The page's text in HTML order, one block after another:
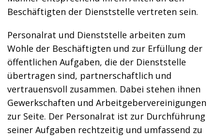
Beschäftigten der Dienststelle vertreten sein.
Personalrat und Dienststelle arbeiten zum
Wohle der Beschäftigten und zur Erfüllung der
öffentlichen Aufgaben, die der Dienststelle
übertragen sind, partnerschaftlich und
vertrauensvoll zusammen. Dabei stehen ihnen
Gewerkschaften und Arbeitgebervereinigungen
zur Seite. Der Personalrat ist zur Durchführung
seiner Aufgaben rechtzeitig und umfassend zu